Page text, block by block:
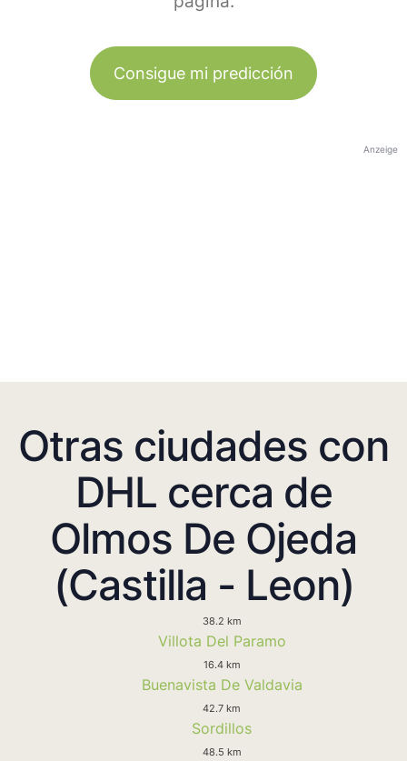
Consigue mi predicción
Anzeige
Otras ciudades con
DHL cerca de
Olmos De Ojeda
(Castilla - Leon)
38.2 km
Villota Del Paramo
16.4 km
Buenavista De Valdavia
42.7 km
Sordillos
48.5 km